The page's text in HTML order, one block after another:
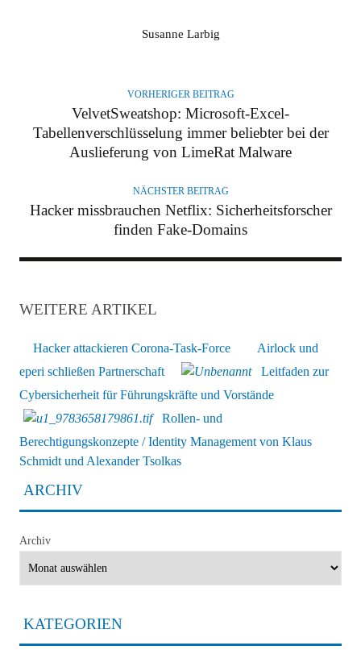
Susanne Larbig
VORHERIGER BEITRAG
VelvetSweatshop: Microsoft-Excel-
Tabellenverschlüsselung immer beliebter bei der
Auslieferung von LimeRat Malware
NÄCHSTER BEITRAG
Hacker missbrauchen Netflix: Sicherheitsforscher
finden Fake-Domains
WEITERE ARTIKEL
Hacker attackieren Corona-Task-Force
Airlock und
eperi schließen Partnerschaft
Leitfaden zur
Cybersicherheit für Führungskräfte und Vorstände
Rollen- und
Berechtigungskonzepte / Identity Management von Klaus
Schmidt und Alexander Tsolkas
ARCHIV
Archiv
KATEGORIEN